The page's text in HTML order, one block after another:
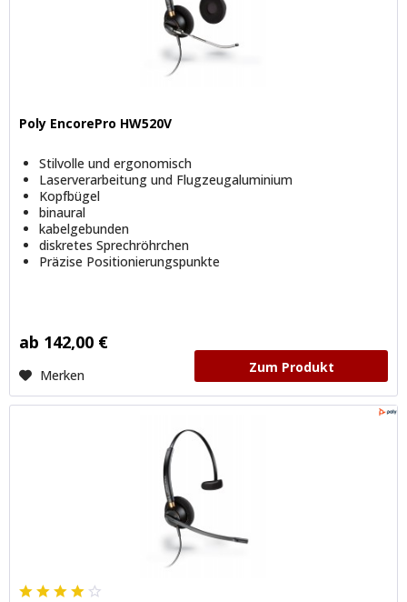
Poly EncorePro HW520V
Stilvolle und ergonomisch
Laserverarbeitung und Flugzeugaluminium
Kopfbügel
binaural
kabelgebunden
diskretes Sprechröhrchen
Präzise Positionierungspunkte
ab 142,00 €
Merken Zum Produkt